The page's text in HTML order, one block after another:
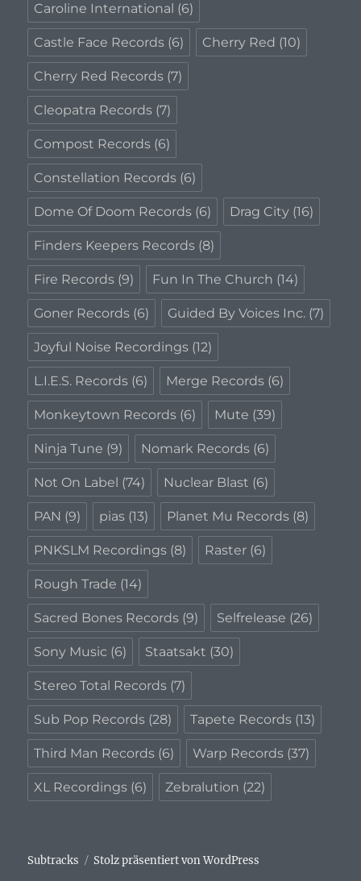
Caroline International (6)
Castle Face Records (6) Cherry Red (10)
Cherry Red Records (7)
Cleopatra Records (7)
Compost Records (6)
Constellation Records (6)
Dome Of Doom Records (6) Drag City (16)
Finders Keepers Records (8)
Fire Records (9) Fun In The Church (14)
Goner Records (6) Guided By Voices Inc. (7)
Joyful Noise Recordings (12)
L.I.E.S. Records (6) Merge Records (6)
Monkeytown Records (6) Mute (39)
Ninja Tune (9) Nomark Records (6)
Not On Label (74) Nuclear Blast (6)
PAN (9) pias (13) Planet Mu Records (8)
PNKSLM Recordings (8) Raster (6)
Rough Trade (14)
Sacred Bones Records (9) Selfrelease (26)
Sony Music (6) Staatsakt (30)
Stereo Total Records (7)
Sub Pop Records (28) Tapete Records (13)
Third Man Records (6) Warp Records (37)
XL Recordings (6) Zebralution (22)
Subtracks Stolz präsentiert von WordPress